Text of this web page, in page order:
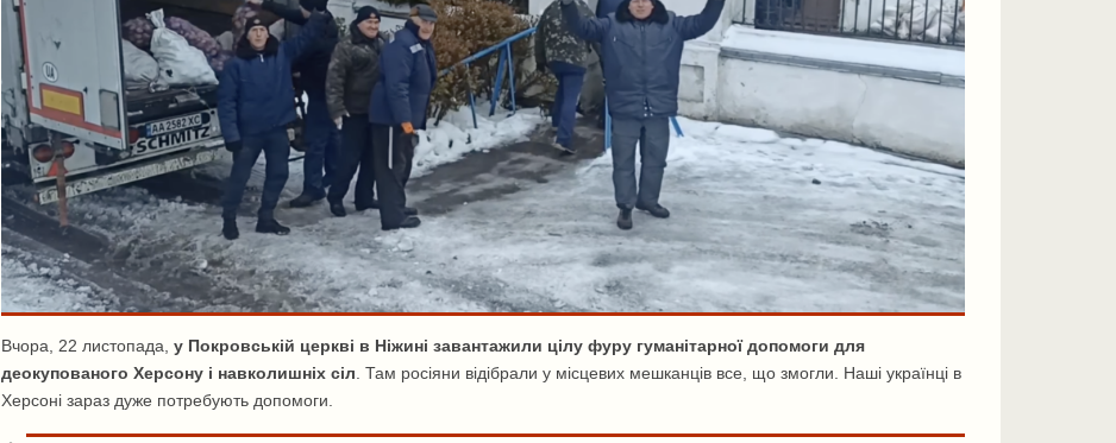
Вчора, 22 листопада, у Покровській церкві в Ніжині завантажили цілу фуру гуманітарної допомоги для
деокупованого Херсону і навколишніх сіл . Там росіяни відібрали у місцевих мешканців все, що змогли. Наші українці в
Херсоні зараз дуже потребують допомоги.